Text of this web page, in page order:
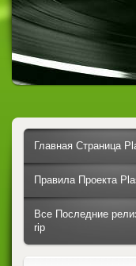
Главная Страница
Правила Проекта
Все Последние
rip